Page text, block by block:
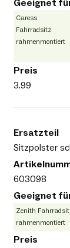
Caress
Fahrradsitz
rahmenmontiert
3.99
Sitzpolster
603098
Zenith
rahmenmontiert